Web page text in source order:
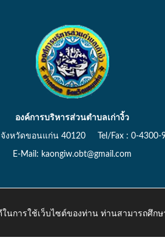
องค์การบริหารส่วนตำบลเก่างิ้ว
จังหวัดขอนแก่น 40120 Tel/Fax : 0-4300-
E-Mail: kaongiw.obt@gmail.com
การใช้เว็บไซต์ของท่าน ท่านสามารถศึกษ